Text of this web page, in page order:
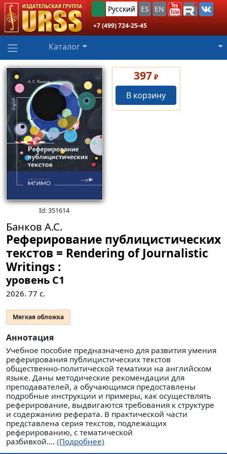
Русский ES EN
+7 (499) 724-25-45
Каталог
Id: 351614
397 ₽
В корзину
Банков А.С.
Реферирование публицистических
текстов = Rendering of Journalistic
Writings :
уровень C1
2026. 77 с.
Мягкая обложка
Аннотация
Учебное пособие предназначено для развития умения
реферирования публицистических текстов
общественно-политической тематики на английском
языке. Даны методические рекомендации для
преподавателей, а обучающимся предоставлены
подробные инструкции и примеры, как осуществлять
реферирование, выдвигаются требования к структуре
и содержанию реферата. В практической части
представлена серия текстов, подлежащих
реферированию, с тематической
разбивкой.... (Подробнее)